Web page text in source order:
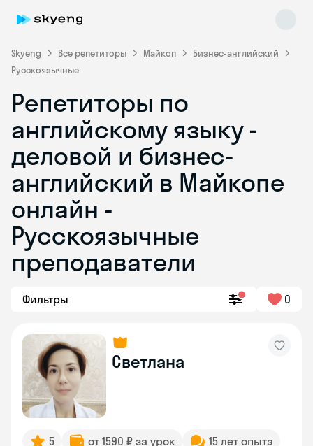
Skyeng Все репетиторы Майкоп
Бизнес-английский
Русскоязычные
Репетиторы по
английскому языку -
деловой и бизнес-
английский в Майкопе
онлайн -
Русскоязычные
преподаватели
Фильтры 0
Светлана
5 от 1590 ₽ за урок
15 лет опыта
Skyeng Chat